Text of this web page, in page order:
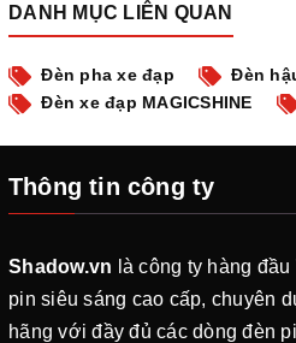
DANH MỤC LIÊN QUAN
Đèn pha xe đạp
Đèn
Đèn xe đạp MAGICSHINE
Thông tin công ty
Shadow.vn là công ty hàng
pin siêu sáng cao cấp, chuyên
hãng với đầy đủ các dòng đèn